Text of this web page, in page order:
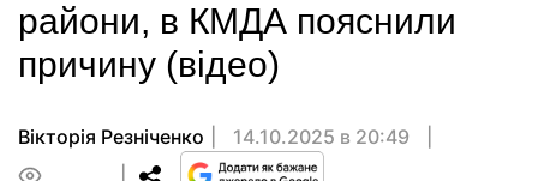
райони, в КМДА пояснили
причину (відео)
Вікторія Резніченко
14.10.2025 в 20:49